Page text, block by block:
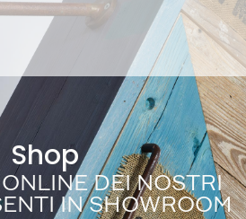
Shop
DEI NOSTRI
IN SHOWROOM